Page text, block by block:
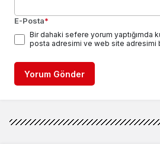
E-Posta*
Bir dahaki sefere yorum yaptığımda
posta adresimi ve web site adresimi
Yorum Gönder